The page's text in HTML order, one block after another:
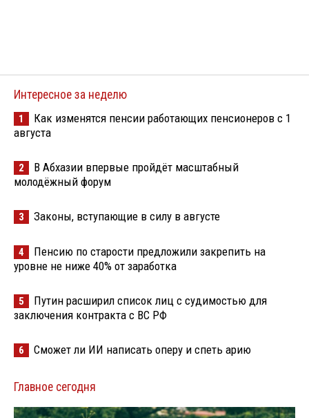
Интересное за неделю
1
Как изменятся пенсии работающих пенсионеров с 1
августа
2
В Абхазии впервые пройдёт масштабный
молодёжный форум
3 Законы, вступающие в силу в августе
4
Пенсию по старости предложили закрепить на
уровне не ниже 40% от заработка
5
Путин расширил список лиц с судимостью для
заключения контракта с ВС РФ
6 Сможет ли ИИ написать оперу и спеть арию
Главное сегодня